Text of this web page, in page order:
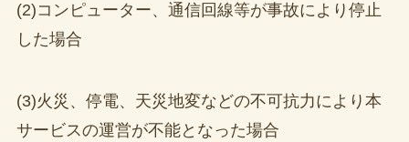
(2)コンピューター、通信回線等が事故により停止
した場合
(3)火災、停電、天災地変などの不可抗力により本
サービスの運営が不能となった場合